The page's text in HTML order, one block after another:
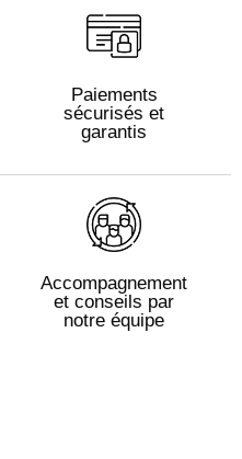
Paiements
sécurisés et
garantis
Accompagnement
et conseils par
notre équipe